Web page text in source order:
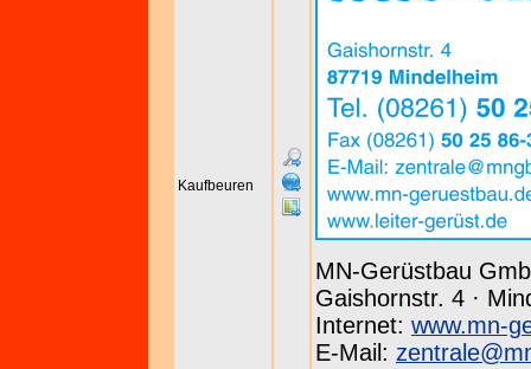
Kaufbeuren
MN-Gerüstbau
Gaishornstr. 4 ·
Internet: www.mn-
E-Mail: